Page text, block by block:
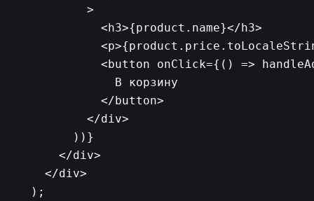
          >
            <h3>{product.name}</h3>
<button onClick={() =>
              В корзину
            </button>
          </div>
        ))}
      </div>
    </div>
  );